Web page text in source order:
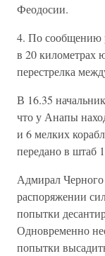
Феодосии.
4. По сообщению
в 20 километрах
перестрелка
В 16.35
что у Анапы
и 6 мелких
передано в штаб
Адмирал
распоряжении
попытки
Одновременно
попытки